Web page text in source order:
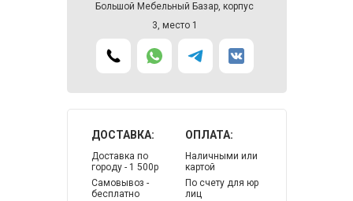
Большой Мебельный Базар, корпус
3, место 1
ДОСТАВКА:
Доставка по
городу - 1 500р
Самовывоз -
бесплатно
ОПЛАТА:
Наличными или
картой
По счету для юр
лиц